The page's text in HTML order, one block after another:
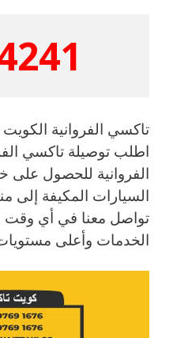
تاكسي الفروانية
اطلب توصيلة تاكسي
الفروانية للحصول
السيارات المكيفة إلى
تواصل معنا في أي
الخدمات وأعلى